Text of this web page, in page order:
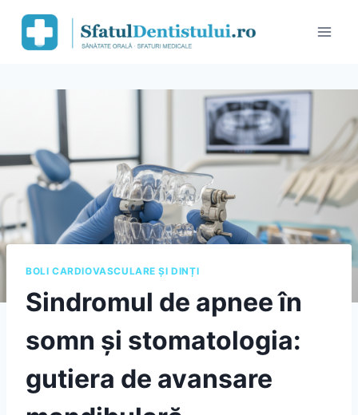
content
BOLI CARDIOVASCULARE ȘI DINȚI
Sindromul de apnee în
somn și stomatologia:
gutiera de avansare